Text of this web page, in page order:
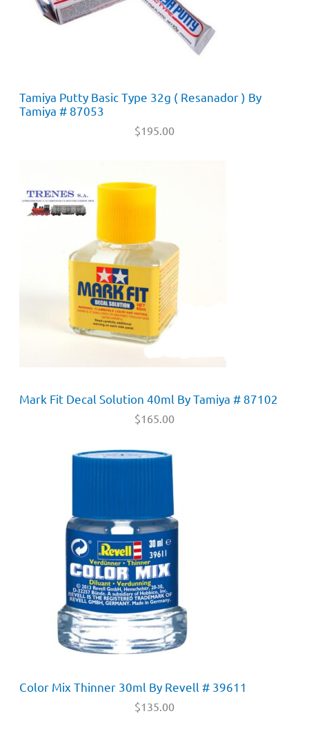
Tamiya Putty Basic Type 32g ( Resanador ) By
Tamiya # 87053
$195.00
Mark Fit Decal Solution 40ml By Tamiya # 87102
$165.00
Color Mix Thinner 30ml By Revell # 39611
$135.00